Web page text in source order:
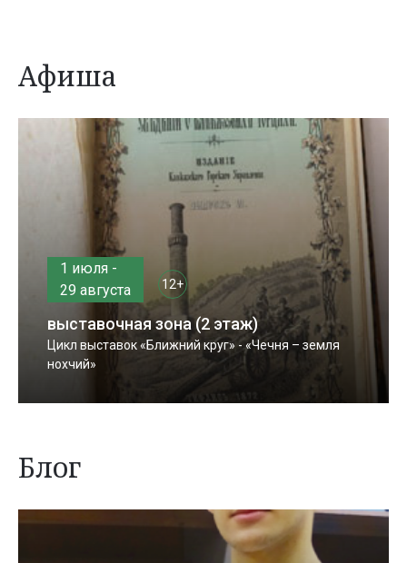
Афиша
1 июля -
29 августа
12+
выставочная зона (2 этаж)
Цикл выставок «Ближний круг» - «Чечня – земля
нохчий»
Блог